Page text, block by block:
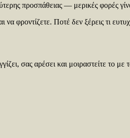
προσπάθειας — μερικές φορές
φροντίζετε. Ποτέ δεν ξέρεις τι
σας αρέσει και μοιραστείτε το